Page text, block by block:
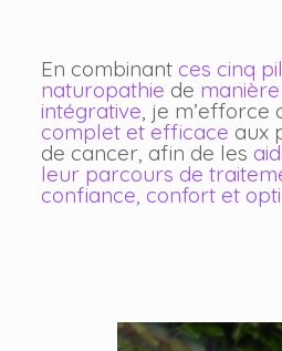
En combinant ces cinq
naturopathie de
intégrative , je m’efforce
complet et efficace aux
de cancer, afin de les
leur parcours de
confiance, confort et